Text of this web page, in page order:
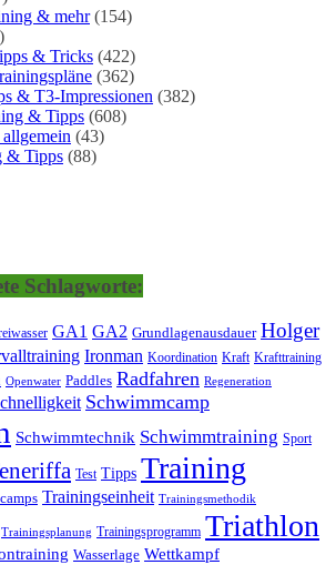
& mehr(154)
& Tricks (422)
(362)
& T3-Impressionen (382)
& Tipps (608)
(43)
& Tipps (88)
Schlagworte:
GA1 GA2 Grundlagenausdauer Holger
Ironman Koordination Kraft Krafttraining
Openwater Paddles Radfahren Regeneration
Schwimmcamp
Schwimmtechnik Schwimmtraining Sport
Test Tipps Training
Trainingseinheit Trainingsmethodik
Trainingsplanung Trainingsprogramm Triathlon
Wasserlage Wettkampf